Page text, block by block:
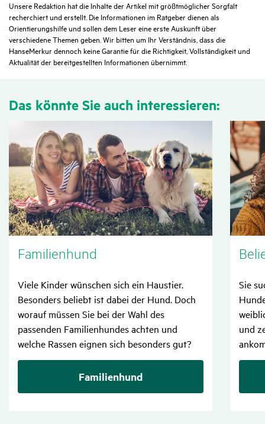
Unsere Redaktion hat die Inhalte der Artikel mit größtmöglicher Sorgfalt
recherchiert und erstellt. Die Informationen im Ratgeber dienen als
Orientierungshilfe und sollen dem Leser eine erste Auskunft über
verschiedene Themen geben. Wir bitten um Ihr Verständnis, dass die
HanseMerkur dennoch keine Garantie für die Richtigkeit, Vollständigkeit und
Aktualität der bereitgestellten Informationen übernimmt.
Das könnte Sie auch inter­es­sieren:
Fami­li­en­hund
Viele Kinder wünschen sich ein Haustier.
Besonders beliebt ist dabei der Hund. Doch
worauf müssen Sie bei der Wahl des
passenden Familienhundes achten und
welche Rassen eignen sich besonders gut?
Familienhund
Sie
und